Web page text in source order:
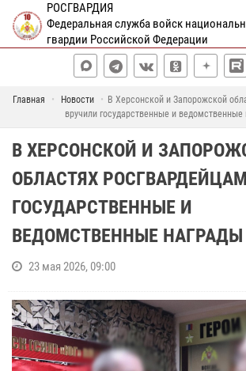
РОСГВАРДИЯ
Федеральная служба войск
гвардии Российской Федерации
Главная Новости
В Херсонской и Запорожской
вручили государственные и ведомственные
В ХЕРСОНСКОЙ И
ОБЛАСТЯХ
ГОСУДАРСТВЕННЫЕ И
ВЕДОМСТВЕННЫЕ НАГРАДЫ
23 мая 2026, 09:00